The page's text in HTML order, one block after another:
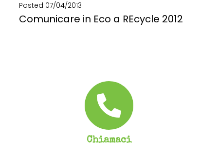
Posted 07/04/2013
Comunicare in Eco a REcycle 2012
Chiamaci